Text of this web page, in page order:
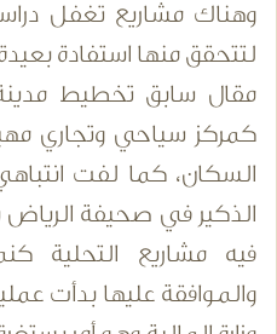
وهناك مشاريع تغفل
لتتحقق منها استفادة
مقال سابق تخطيط
كمركز سياحي وتجاري
السكان، كما لفت
الذكير في صحيفة الرياض
فيه مشاريع التحلية
والموافقة عليها بدأت